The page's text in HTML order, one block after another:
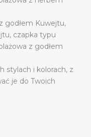
godłem Kuwejtu,
czapka typu
z godłem
stylach i kolorach, z
je do Twoich